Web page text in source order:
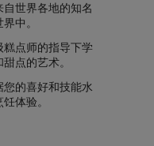
自世界各地的知名
中。
糕点师的指导下学
点的艺术。
您的喜好和技能水
体验。